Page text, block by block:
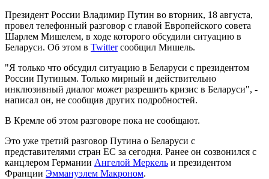
Президент России Владимир Путин во вторник, 18 августа,
провел телефонный разговор с главой Европейского совета
Шарлем Мишелем, в ходе которого обсудили ситуацию в
Беларуси. Об этом в Twitterсообщил Мишель.
"Я только что обсудил ситуацию в Беларуси с президентом
России Путиным. Только мирный и действительно
инклюзивный диалог может разрешить кризис в Беларуси", -
написал он, не сообщив других подробностей.
В Кремле об этом разговоре пока не сообщают.
Это уже третий разговор Путина о Беларуси с
представителями стран ЕС за сегодня. Ранее он созвонился с
канцлером Германии Ангелой Меркель и президентом
Франции Эммануэлем Макроном.